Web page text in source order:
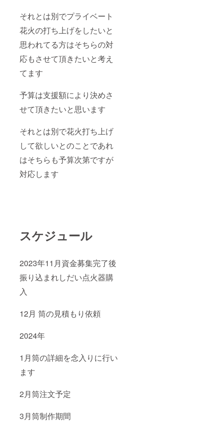
それとは別でプライベート
花火の打ち上げをしたいと
思われてる方はそちらの対
応もさせて頂きたいと考え
てます
予算は支援額により決めさ
せて頂きたいと思います
それとは別で花火打ち上げ
して欲しいとのことであれ
はそちらも予算次第ですが
対応します
スケジュール
2023年11月資金募集完了後
振り込まれしだい点火器購
入
12月 筒の見積もり依頼
2024年
1月筒の詳細を念入りに行い
ます
2月筒注文予定
3月筒制作期間